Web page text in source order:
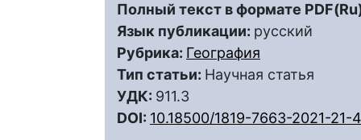
Полный текст в формате
Язык публикации: русский
Рубрика: География
Тип статьи: Научная статья
УДК: 911.3
DOI: 10.18500/1819-7663-2021-21-